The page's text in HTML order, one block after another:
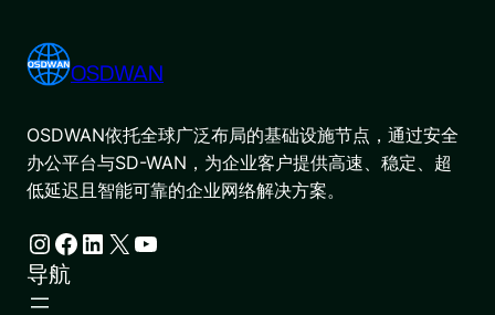
OSDWAN
OSDWAN依托全球广泛布局的基础设施节点，通过安全
办公平台与SD-WAN，为企业客户提供高速、稳定、超
低延迟且智能可靠的企业网络解决方案。
Instagram Facebook LinkedIn X YouTube
导航